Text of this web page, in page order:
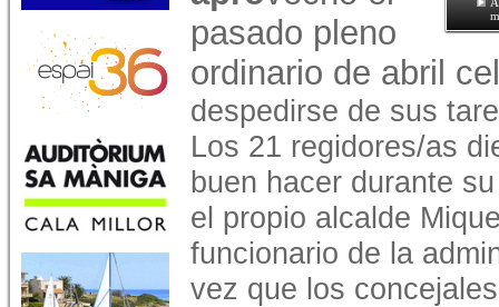
pasado pleno
ordinario de abril
despedirse de sus
Los 21 regidores/as
buen hacer durante
el propio alcalde
funcionario de la
vez que los